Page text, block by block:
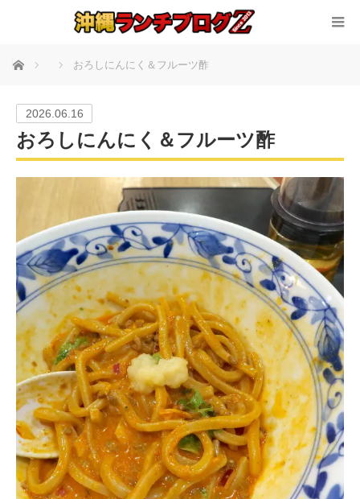
ホーム おろしにんにく＆フルーツ酢
2026.06.16
おろしにんにく＆フルーツ酢